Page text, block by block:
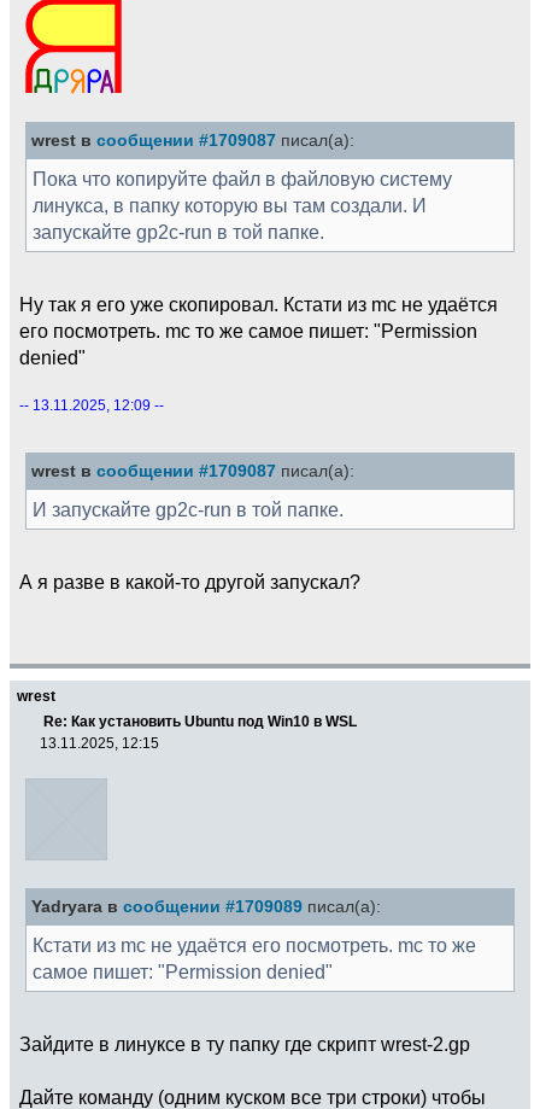
wrest в сообщении #1709087 писал(а):
Пока что копируйте файл в файловую систему
линукса, в папку которую вы там создали. И
запускайте gp2c-run в той папке.
Ну так я его уже скопировал. Кстати из mc не удаётся
его посмотреть. mc то же самое пишет: "Permission
denied"
-- 13.11.2025, 12:09 --
wrest в сообщении #1709087 писал(а):
И запускайте gp2c-run в той папке.
А я разве в какой-то другой запускал?
wrest
Re: Как установить Ubuntu под Win10 в WSL
13.11.2025, 12:15
Yadryara в сообщении #1709089 писал(а):
Кстати из mc не удаётся его посмотреть. mc то же
самое пишет: "Permission denied"
Зайдите в линуксе в ту папку где скрипт wrest-2.gp
Дайте команду (одним куском все три строки) чтобы